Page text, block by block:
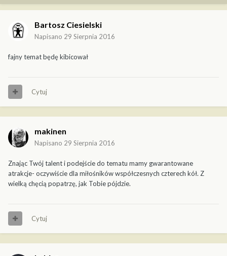
Bartosz Ciesielski
Napisano 29 Sierpnia 2016
fajny temat będę kibicował
Cytuj
makinen
Napisano 29 Sierpnia 2016
Znając Twój talent i podejście do tematu mamy gwarantowane
atrakcje- oczywiście dla miłośników współczesnych czterech kół. Z
wielką chęcią popatrzę, jak Tobie pójdzie.
Cytuj